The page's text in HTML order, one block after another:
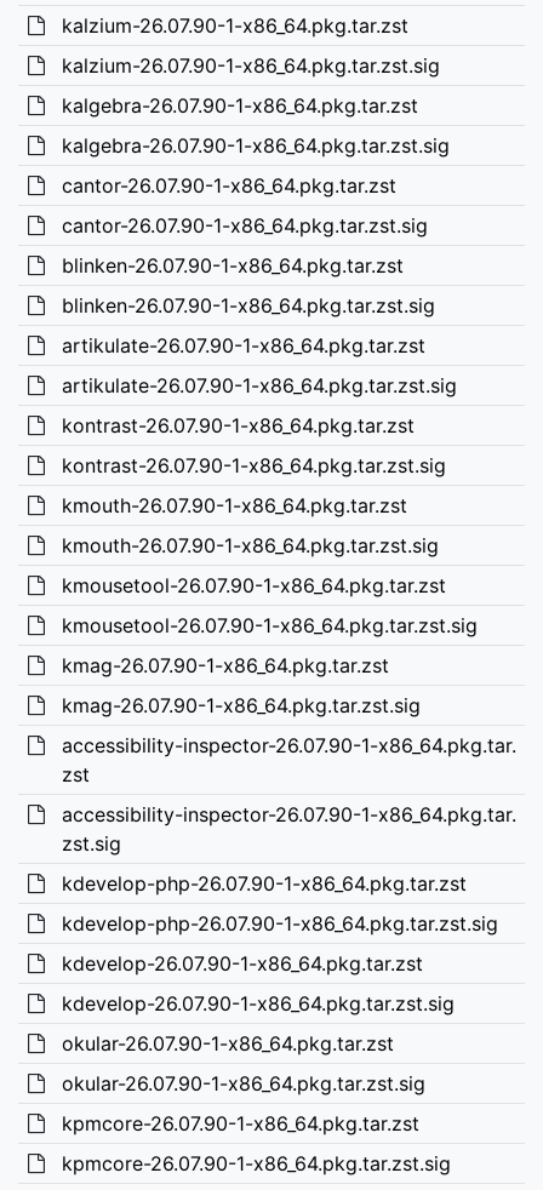
kalzium-26.07.90-1-x86_64.pkg.tar.zst
kalzium-26.07.90-1-x86_64.pkg.tar.zst.sig
kalgebra-26.07.90-1-x86_64.pkg.tar.zst
kalgebra-26.07.90-1-x86_64.pkg.tar.zst.sig
cantor-26.07.90-1-x86_64.pkg.tar.zst
cantor-26.07.90-1-x86_64.pkg.tar.zst.sig
blinken-26.07.90-1-x86_64.pkg.tar.zst
blinken-26.07.90-1-x86_64.pkg.tar.zst.sig
artikulate-26.07.90-1-x86_64.pkg.tar.zst
artikulate-26.07.90-1-x86_64.pkg.tar.zst.sig
kontrast-26.07.90-1-x86_64.pkg.tar.zst
kontrast-26.07.90-1-x86_64.pkg.tar.zst.sig
kmouth-26.07.90-1-x86_64.pkg.tar.zst
kmouth-26.07.90-1-x86_64.pkg.tar.zst.sig
kmousetool-26.07.90-1-x86_64.pkg.tar.zst
kmousetool-26.07.90-1-x86_64.pkg.tar.zst.sig
kmag-26.07.90-1-x86_64.pkg.tar.zst
kmag-26.07.90-1-x86_64.pkg.tar.zst.sig
accessibility-inspector-26.07.90-1-x86_64.pkg.tar.
zst
accessibility-inspector-26.07.90-1-x86_64.pkg.tar.
zst.sig
kdevelop-php-26.07.90-1-x86_64.pkg.tar.zst
kdevelop-php-26.07.90-1-x86_64.pkg.tar.zst.sig
kdevelop-26.07.90-1-x86_64.pkg.tar.zst
kdevelop-26.07.90-1-x86_64.pkg.tar.zst.sig
okular-26.07.90-1-x86_64.pkg.tar.zst
okular-26.07.90-1-x86_64.pkg.tar.zst.sig
kpmcore-26.07.90-1-x86_64.pkg.tar.zst
kpmcore-26.07.90-1-x86_64.pkg.tar.zst.sig